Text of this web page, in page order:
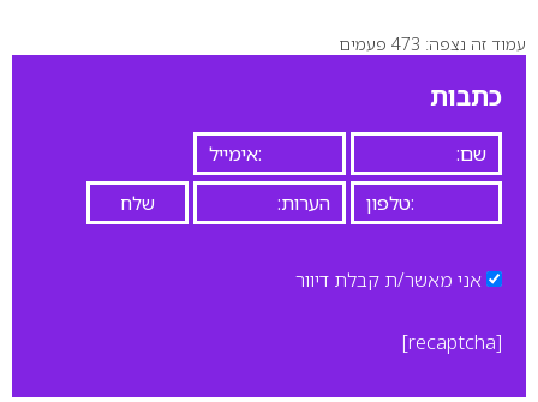
0
עמוד זה נצפה: 473 פעמים
כתבות
אני מאשר/ת קבלת דיוור
[recaptcha]